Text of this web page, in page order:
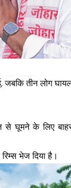
जबकि तीन लोग
से घूमने के लिए
भेज दिया है।